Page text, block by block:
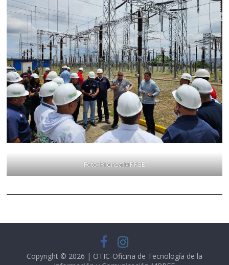
Foto: Prensa MPPEE
Copyright © 2026 | OTIC-Oficina de Tecnología de la